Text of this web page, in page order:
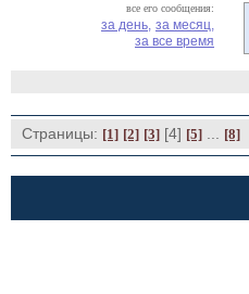
все его сообщения:
за день, за месяц,
за все время
Страницы: [1] [2] [3] [4] [5] [8]